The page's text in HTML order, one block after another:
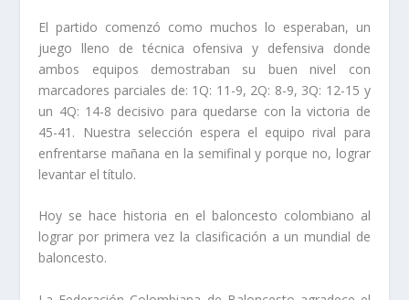
El partido comenzó como muchos lo esperaban, un
juego lleno de técnica ofensiva y defensiva donde
ambos equipos demostraban su buen nivel con
marcadores parciales de: 1Q: 11-9, 2Q: 8-9, 3Q: 12-15 y
un 4Q: 14-8 decisivo para quedarse con la victoria de
45-41. Nuestra selección espera el equipo rival para
enfrentarse mañana en la semifinal y porque no, lograr
levantar el título.
Hoy se hace historia en el baloncesto colombiano al
lograr por primera vez la clasificación a un mundial de
baloncesto.